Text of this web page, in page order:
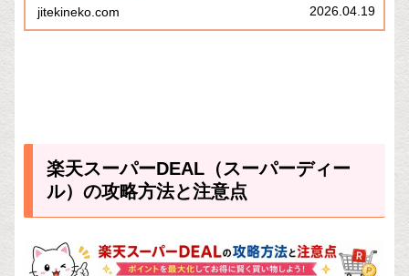
(Rakuten Beauty)」使ってる？美容院やエ...
jitekineko.com 2026.04.19
楽天スーパーDEAL（スーパーディー
ル）の攻略方法と注意点